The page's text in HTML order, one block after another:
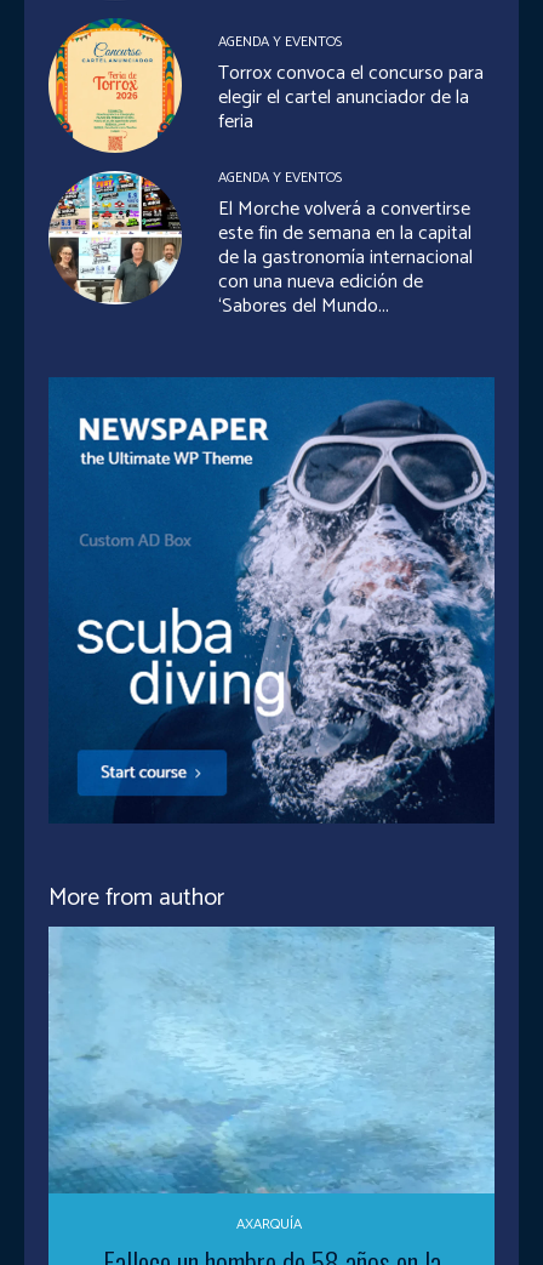
AGENDA Y EVENTOS
Torrox convoca el concurso para
elegir el cartel anunciador de la
feria
AGENDA Y EVENTOS
El Morche volverá a convertirse
este fin de semana en la capital
de la gastronomía internacional
con una nueva edición de
‘Sabores del Mundo...
More from author
AXARQUÍA